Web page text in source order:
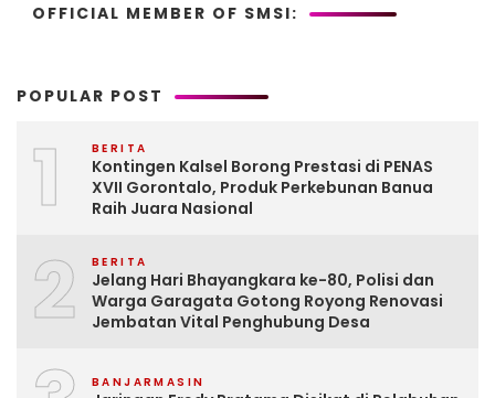
OFFICIAL MEMBER OF SMSI:
POPULAR POST
1 BERITA
Kontingen Kalsel Borong Prestasi di PENAS
XVII Gorontalo, Produk Perkebunan Banua
Raih Juara Nasional
2 BERITA
Jelang Hari Bhayangkara ke-80, Polisi dan
Warga Garagata Gotong Royong Renovasi
Jembatan Vital Penghubung Desa
BANJARMASIN